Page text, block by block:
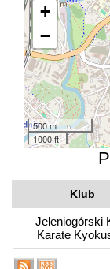
+
−
500 m
1000 ft
Klub
Jeleniogórski
Karate